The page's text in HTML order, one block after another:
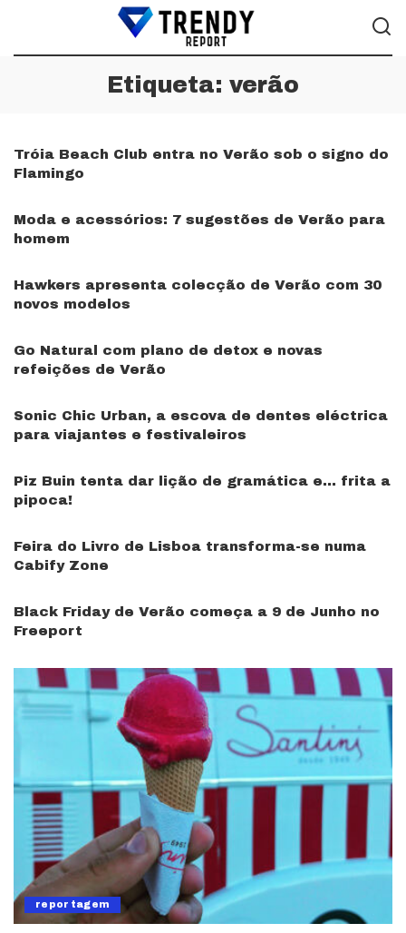
Etiqueta: verão
Tróia Beach Club entra no Verão sob o signo do
Flamingo
Moda e acessórios: 7 sugestões de Verão para
homem
Hawkers apresenta colecção de Verão com 30
novos modelos
Go Natural com plano de detox e novas
refeições de Verão
Sonic Chic Urban, a escova de dentes eléctrica
para viajantes e festivaleiros
Piz Buin tenta dar lição de gramática e… frita a
pipoca!
Feira do Livro de Lisboa transforma-se numa
Cabify Zone
Black Friday de Verão começa a 9 de Junho no
Freeport
reportagem